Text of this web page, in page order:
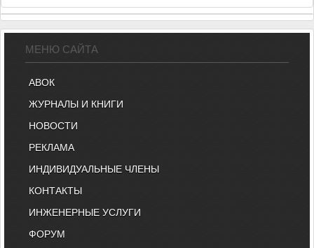
МЕНЮ САЙТА
АВОК
ЖУРНАЛЫ И КНИГИ
НОВОСТИ
РЕКЛАМА
ИНДИВИДУАЛЬНЫЕ ЧЛЕНЫ
КОНТАКТЫ
ИНЖЕНЕРНЫЕ УСЛУГИ
ФОРУМ